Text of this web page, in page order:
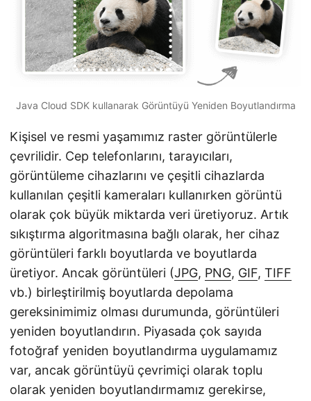
Java Cloud SDK kullanarak Görüntüyü Yeniden Boyutlandırma
Kişisel ve resmi yaşamımız raster görüntülerle
çevrilidir. Cep telefonlarını, tarayıcıları,
görüntüleme cihazlarını ve çeşitli cihazlarda
kullanılan çeşitli kameraları kullanırken görüntü
olarak çok büyük miktarda veri üretiyoruz. Artık
sıkıştırma algoritmasına bağlı olarak, her cihaz
görüntüleri farklı boyutlarda ve boyutlarda
üretiyor. Ancak görüntüleri (JPG, PNG, GIF, TIFF
vb.) birleştirilmiş boyutlarda depolama
gereksinimimiz olması durumunda, görüntüleri
yeniden boyutlandırın. Piyasada çok sayıda
fotoğraf yeniden boyutlandırma uygulamamız
var, ancak görüntüyü çevrimiçi olarak toplu
olarak yeniden boyutlandırmamız gerekirse,